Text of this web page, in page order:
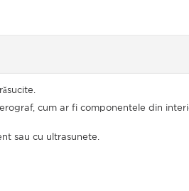
cum ar fi componentele din
sau cu ultrasunete.